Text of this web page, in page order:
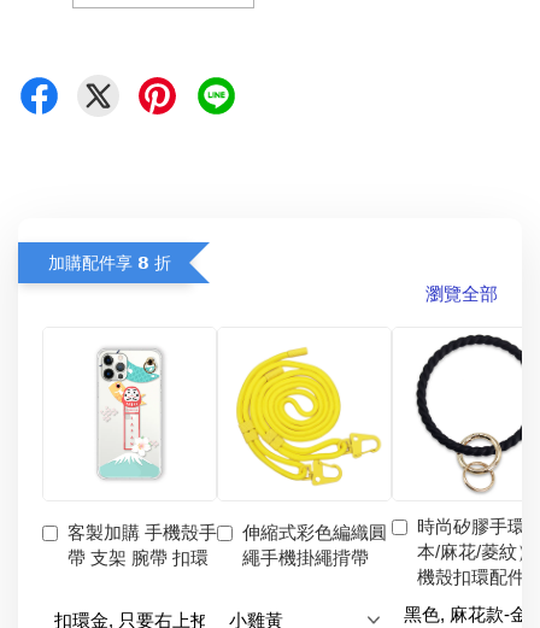
加購配件享 𝟴 折
瀏覽全部
客製加購 手機殼手
帶 支架 腕帶 扣環
伸縮式彩色編織圓
繩手機掛繩揹帶
時尚矽膠手環
本/麻花/菱紋）
機殼扣環配件